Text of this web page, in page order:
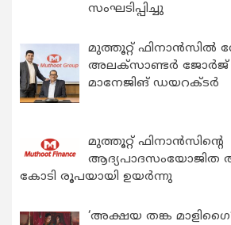
സംഘടിപ്പിച്ചു
മുത്തൂറ്റ് ഫിനാൻസിൽ
അലക്സാണ്ടർ ജോർജ്
മാനേജിങ് ഡയറക്ടർ
മുത്തൂറ്റ് ഫിനാൻസിന്റെ
ആദ്യപാദസംയോജിത
കോടി രൂപയായി ഉയർന്നു
‘അക്ഷയ തങ്ക